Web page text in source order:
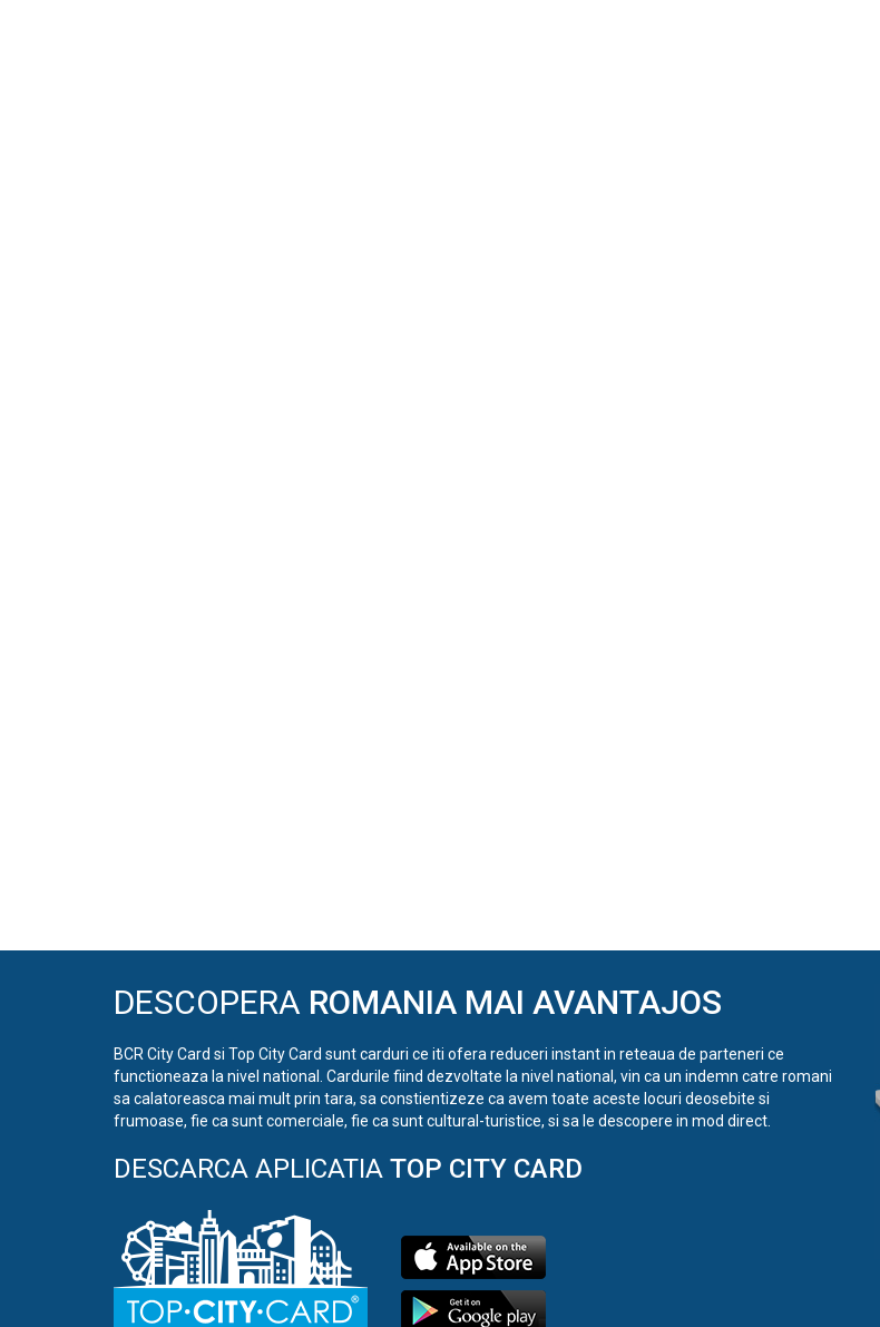
DESCOPERA ROMANIA MAI AVANTAJOS
BCR City Card si Top City Card sunt carduri ce iti ofera reduceri instant in reteaua de parteneri ce
functioneaza la nivel national. Cardurile fiind dezvoltate la nivel national, vin ca un indemn catre romani
sa calatoreasca mai mult prin tara, sa constientizeze ca avem toate aceste locuri deosebite si
frumoase, fie ca sunt comerciale, fie ca sunt cultural-turistice, si sa le descopere in mod direct.
DESCARCA APLICATIA TOP CITY CARD